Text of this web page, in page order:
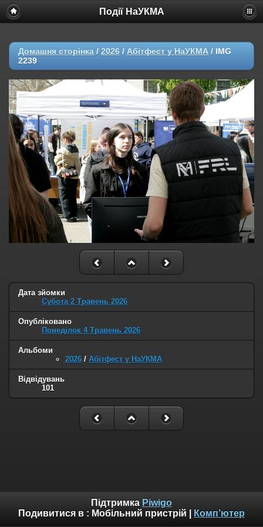
Події НаУКМА
Домашня сторінка / 2026 / Абітфест у НаУКМА / IMG
2239
Дата зйомки
Субота 2 Травень 2026
Опубліковано
Понеділок 4 Травень 2026
Альбоми
2026 / Абітфест у НаУКМА
Відвідувань
101
Підтримка Piwigo
Подивитися в : Мобільний пристрій Комп’ютер